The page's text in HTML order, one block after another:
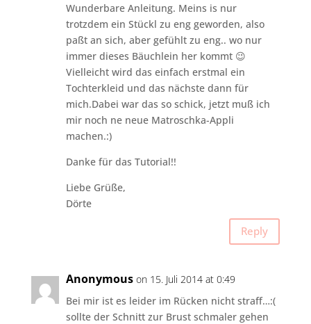
Wunderbare Anleitung. Meins is nur
trotzdem ein Stückl zu eng geworden, also
paßt an sich, aber gefühlt zu eng.. wo nur
immer dieses Bäuchlein her kommt 😉
Vielleicht wird das einfach erstmal ein
Tochterkleid und das nächste dann für
mich.Dabei war das so schick, jetzt muß ich
mir noch ne neue Matroschka-Appli
machen.:)
Danke für das Tutorial!!
Liebe Grüße,
Dörte
Reply
Anonymous on 15. Juli 2014 at 0:49
Bei mir ist es leider im Rücken nicht straff…:(
sollte der Schnitt zur Brust schmaler gehen